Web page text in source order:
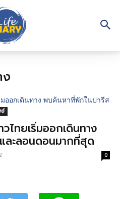
ง
ย์
ไทยเริ่มออกเดินทาง
ละลอนดอนมากที่สุด
0